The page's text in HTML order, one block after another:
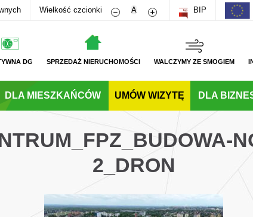
Wielkość czcionki Zmniejsz rozmiar czcionki
A Zwiększ rozmiar czcionki
BIP
DG SPRZEDAŻ NIERUCHOMOŚCI WALCZYMY ZE SMOGIEM
DLA MIESZKAŃCÓW UMÓW WIZYTĘ DLA
2_DRON